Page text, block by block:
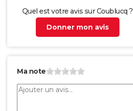
Quel est votre avis sur Coublucq ?
Donner mon avis
Ma note